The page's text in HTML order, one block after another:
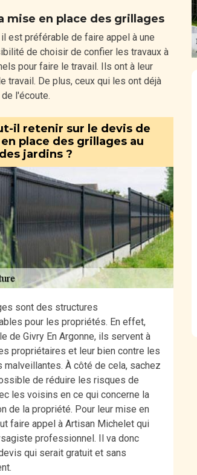
mise en place des grillages
est préférable de faire appel à une
de choisir de confier les travaux à
pour faire le travail. Ils ont à leur
De plus, ceux qui les ont déjà
l'écoute.
il retenir sur le devis de
en place des grillages au
jardins ?
sont des structures
pour les propriétés. En effet,
de Givry En Argonne, ils servent à
propriétaires et leur bien contre les
malveillantes. À côté de cela, sachez
de réduire les risques de
les voisins en ce qui concerne la
de la propriété. Pour leur mise en
faire appel à Artisan Michelet qui
professionnel. Il va donc
qui serait gratuit et sans